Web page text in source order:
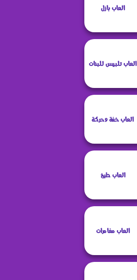
العاب بازل
العاب تلبيس للبنات
العاب خفة وحركة
العاب طبخ
العاب مغامرات